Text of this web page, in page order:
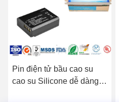
Pin điện tử bầu cao su
cao su Silicone dễ dàng